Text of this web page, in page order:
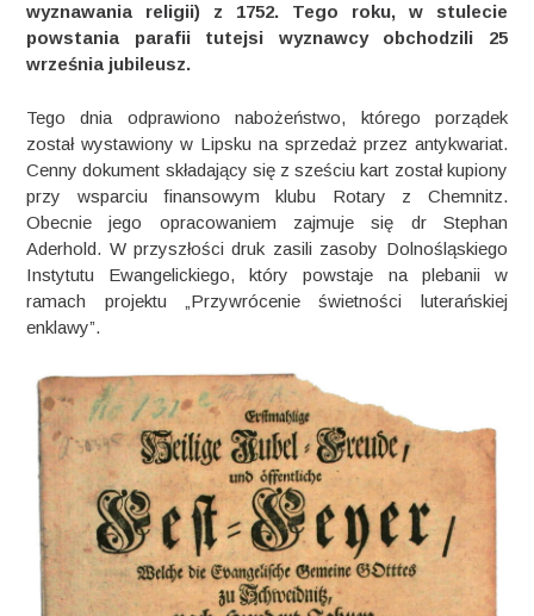
wyznawania religii) z 1752. Tego roku, w stulecie
powstania parafii tutejsi wyznawcy obchodzili 25
września jubileusz.
Tego dnia odprawiono nabożeństwo, którego porządek
został wystawiony w Lipsku na sprzedaż przez antykwariat.
Cenny dokument składający się z sześciu kart został kupiony
przy wsparciu finansowym klubu Rotary z Chemnitz.
Obecnie jego opracowaniem zajmuje się dr Stephan
Aderhold. W przyszłości druk zasili zasoby Dolnośląskiego
Instytutu Ewangelickiego, który powstaje na plebanii w
ramach projektu „Przywrócenie świetności luterańskiej
enklawy”.